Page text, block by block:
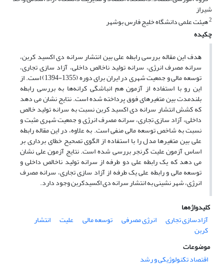
شیراز
2هیئت علمی دانشگاه خلیج فارس بوشهر
چکیده
ﻫﺪف این مقاله بررسی رابطه علی بین انتشار سرانه دی اکسید کربن،
سرانه مصرف انرژی، سرانه تولید ناخالص داخلی، آزاد سازی تجاری،
توسعه مالی و جمعیت شهری در ایران برای دوره (1355-1394) است. از
این رو با استفاده از آزمون هم انباشگی کرانه‌ها به بررسی رابطه
ﺑﻠﻨﺪﻣﺪت بین متغیرهای فوق ﭘﺮداﺧﺘﻪ ﺷﺪه است. ﻧﺘﺎﯾﺞ نشان می دهد
که کشش انتشار سرانه دی اکسید کربن نسبت به سرانه تولید خالص
داخلی، آزاد سازی تجاری، سرانه مصرف انرژی و جمعیت شهری مثبت و
نسبت به شاخص توسعه مالی منفی است. به علاوه، در این مقاله رابطه
علی بین متغیرها مدل را با استفاده از الگوی تصحیح خطای برداری بر
اساس آزمون علیت گرنجر بررسی شده است. نتایج آزمون علی نشان
می دهد که یک رابطه علی دو طرفه از سرانه تولید ناخالص داخلی و
توسعه مالی و رابطه علی یک طرفه از آزاد سازی تجاری، سرانه مصرف
انرژی، شهر نشینی به انتشار سرانه دی اکسیدکربن وجود دارد.
کلیدواژه‌ها
آزادسازی تجاری
انرژی مصرفی توسعه مالی علیت انتشار
کربن
موضوعات
اقتصاد تکنولوژیکی و رشد